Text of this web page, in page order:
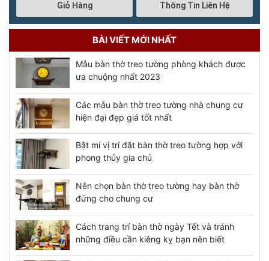
Giỏ Hàng Thông Tin Liên Hệ
BÀI VIẾT MỚI NHẤT
Mẫu bàn thờ treo tường phòng khách được
ưa chuộng nhất 2023
Các mẫu bàn thờ treo tường nhà chung cư
hiện đại đẹp giá tốt nhất
Bật mí vị trí đặt bàn thờ treo tường hợp với
phong thủy gia chủ
Nên chọn bàn thờ treo tường hay bàn thờ
đứng cho chung cư
Cách trang trí bàn thờ ngày Tết và tránh
những điều cần kiêng kỵ bạn nên biết